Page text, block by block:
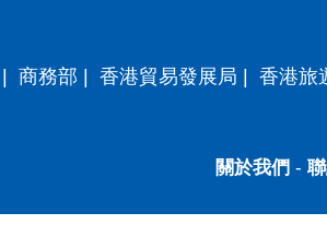
商務部 香港貿易發展局 香港旅
關於我們 -